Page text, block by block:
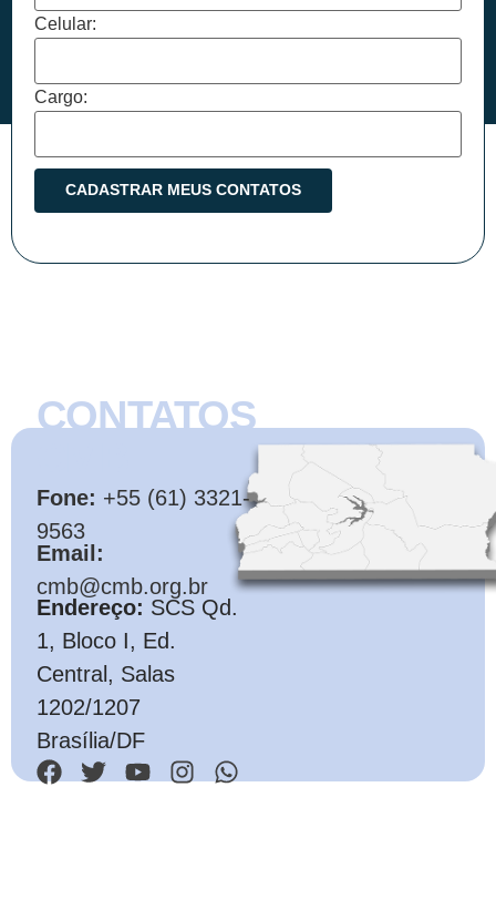
Celular:
Cargo:
CONTATOS
Fone: +55 (61) 3321-
9563
Email:
cmb@cmb.org.br
Endereço: SCS Qd.
1, Bloco I, Ed.
Central, Salas
1202/1207
Brasília/DF